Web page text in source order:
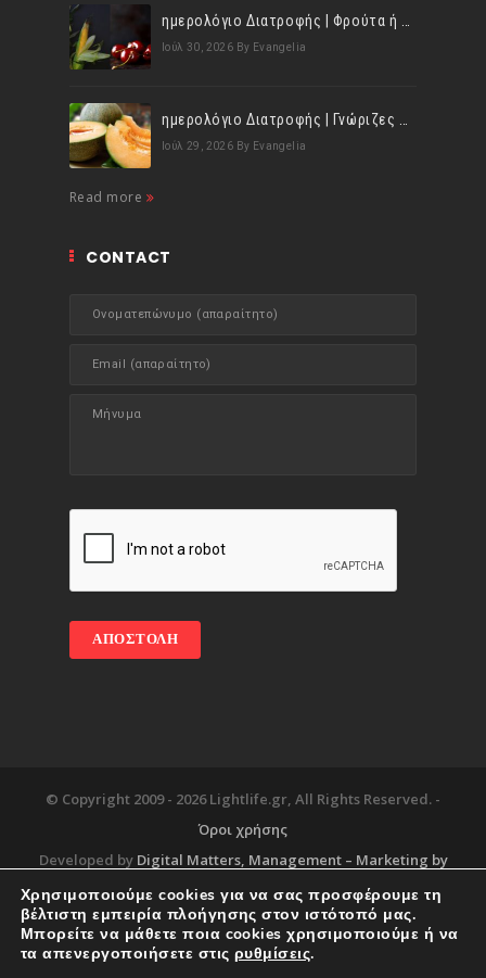
Ιούλ 30, 2026 By Evangelia
Ιούλ 29, 2026 By Evangelia
Read more
CONTACT
© Copyright 2009 - 2026 Lightlife.gr, All Rights Reserved. -
Όροι χρήσης
Developed by Digital Matters, Management – Marketing by
Blog About Services
Corporate Support
Χρησιμοποιούμε cookies για να σας προσφέρουμε τη
βέλτιστη εμπειρία πλοήγησης στον ιστότοπό μας.
Μπορείτε να μάθετε ποια cookies χρησιμοποιούμε ή να
τα απενεργοποιήσετε στις ρυθμίσεις.